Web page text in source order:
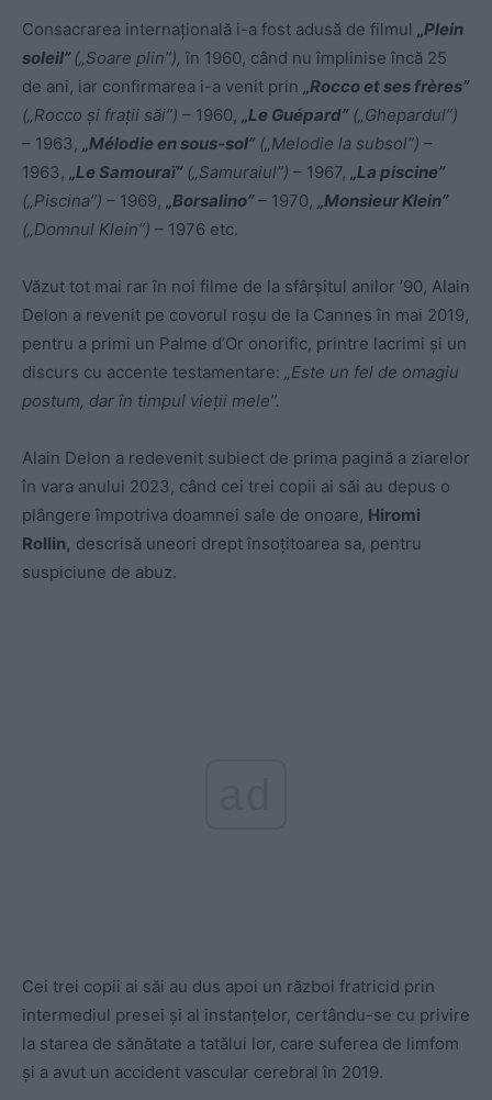
Consacrarea internaţională i-a fost adusă de filmul „Plein
soleil”(„Soare plin”), în 1960, când nu împlinise încă 25
de ani, iar confirmarea i-a venit prin „Rocco et ses frères”
(„Rocco şi fraţii săi”) – 1960, „Le Guépard”(„Ghepardul”)
– 1963, „Mélodie en sous-sol”(„Melodie la subsol”) –
1963, „Le Samouraï”(„Samuraiul”) – 1967, „La piscine”
(„Piscina”) – 1969, „Borsalino”– 1970, „Monsieur Klein”
(„Domnul Klein”) – 1976 etc.
Văzut tot mai rar în noi filme de la sfârşitul anilor ’90, Alain
Delon a revenit pe covorul roşu de la Cannes în mai 2019,
pentru a primi un Palme d’Or onorific, printre lacrimi şi un
discurs cu accente testamentare: „Este un fel de omagiu
postum, dar în timpul vieţii mele”.
Alain Delon a redevenit subiect de prima pagină a ziarelor
în vara anului 2023, când cei trei copii ai săi au depus o
plângere împotriva doamnei sale de onoare, Hiromi
Rollin, descrisă uneori drept însoţitoarea sa, pentru
suspiciune de abuz.
Cei trei copii ai săi au dus apoi un război fratricid prin
intermediul presei şi al instanţelor, certându-se cu privire
la starea de sănătate a tatălui lor, care suferea de limfom
şi a avut un accident vascular cerebral în 2019.